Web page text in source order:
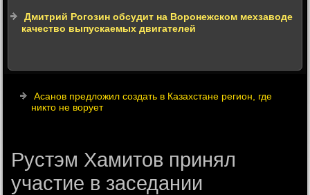
Дмитрий Рогозин обсудит на Воронежском мехзаводе
качество выпускаемых двигателей
Асанов предложил создать в Казахстане регион, где
никто не ворует
Рустэм Хамитов принял
участие в заседании